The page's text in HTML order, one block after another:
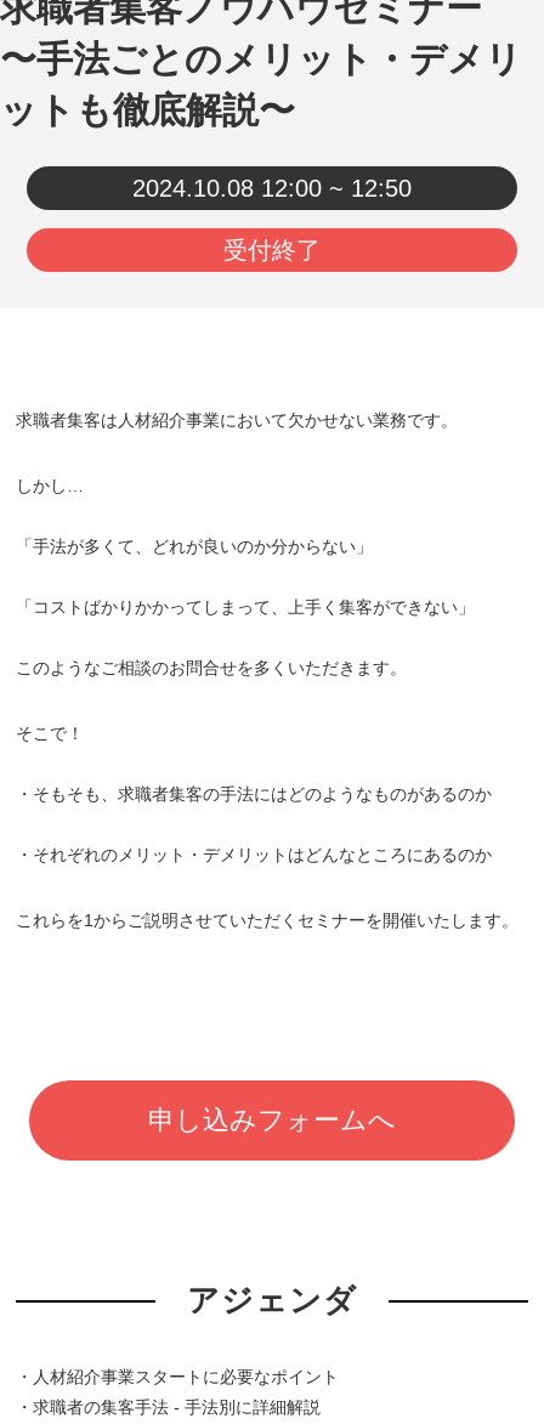
〜手法ごとのメリット・デメリ
ットも徹底解説〜
2024.10.08 12:00 ~ 12:50
受付終了
求職者集客は人材紹介事業において欠かせない業務です。
しかし…
「手法が多くて、どれが良いのか分からない」
「コストばかりかかってしまって、上手く集客ができない」
このようなご相談のお問合せを多くいただきます。
そこで！
・そもそも、求職者集客の手法にはどのようなものがあるのか
・それぞれのメリット・デメリットはどんなところにあるのか
これらを1からご説明させていただくセミナーを開催いたします。
申し込みフォームへ
アジェンダ
・人材紹介事業スタートに必要なポイント
・求職者の集客手法 - 手法別に詳細解説